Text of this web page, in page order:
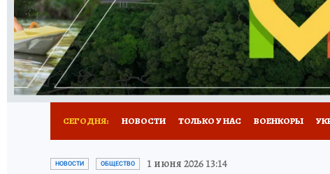
РАДИО КП РЕКЛАМА ТЕСТЫ НОВОЕ НА
СЕГОДНЯ: НОВОСТИ ТОЛЬКО У НАС ВОЕНКОРЫ
ВЯТСКАЯ КУХНЯ ИСПЫТАНО НА СЕБЕ
НОВОСТИ ОБЩЕСТВО 1 июня 2026 13:14